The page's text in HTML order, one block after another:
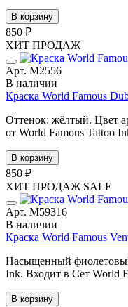
В корзину
850 ₽
ХИТ ПРОДАЖ
Арт. М2556
В наличии
Краска World Famous
Оттенок: жёлтый. Цвет
от World Famous Tattoo
В корзину
850 ₽
ХИТ ПРОДАЖ SALE
Арт. М59316
В наличии
Краска World Famous
Насыщенный
Ink. Входит в Сет World
В корзину